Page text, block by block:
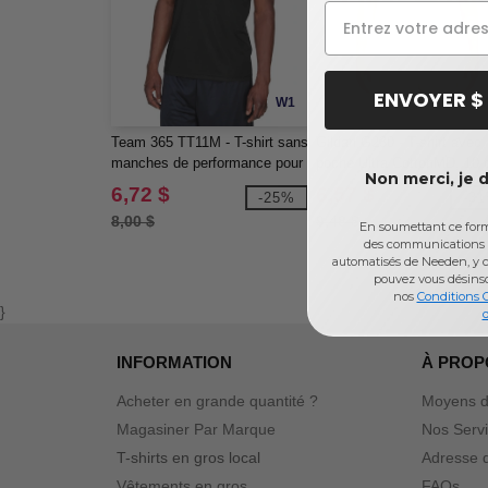
W1
Team 365 TT11M - T-shirt sans
manches de performance pour
hommes
6,72 $
8,00 $
-25%
de MD (2300)
}
INFORMATION
Acheter en grande quantité ?
Magasiner Par Marque
T-shirts en gros local
À
Moyens
Nos
Adresse
ENVOYER
Non merci, je
En soumettant ce
des communications
automatisés de Needen, y
pouvez vous
nos Conditions